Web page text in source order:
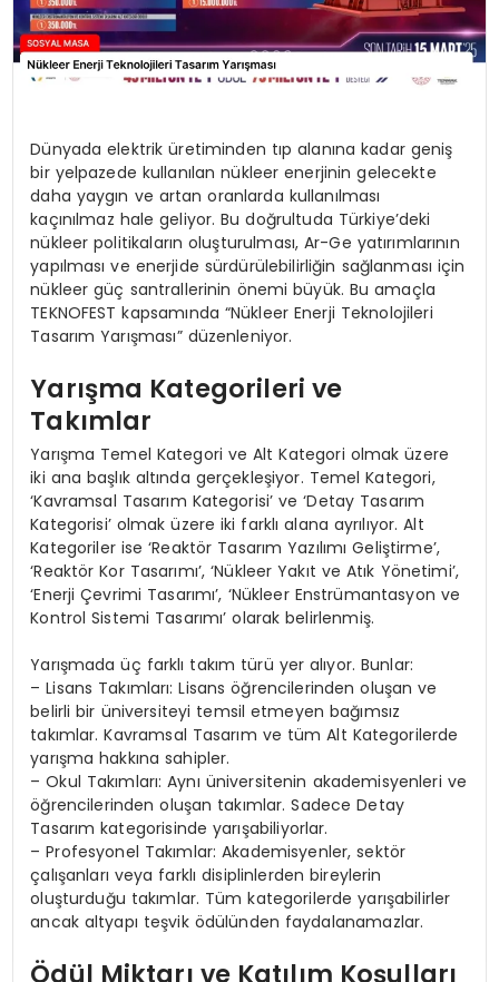
Dünyada elektrik üretiminden tıp alanına kadar geniş
bir yelpazede kullanılan nükleer enerjinin gelecekte
daha yaygın ve artan oranlarda kullanılması
kaçınılmaz hale geliyor. Bu doğrultuda Türkiye’deki
nükleer politikaların oluşturulması, Ar-Ge yatırımlarının
yapılması ve enerjide sürdürülebilirliğin sağlanması için
nükleer güç santrallerinin önemi büyük. Bu amaçla
TEKNOFEST kapsamında “Nükleer Enerji Teknolojileri
Tasarım Yarışması” düzenleniyor.
Yarışma Kategorileri ve
Takımlar
Yarışma Temel Kategori ve Alt Kategori olmak üzere
iki ana başlık altında gerçekleşiyor. Temel Kategori,
‘Kavramsal Tasarım Kategorisi’ ve ‘Detay Tasarım
Kategorisi’ olmak üzere iki farklı alana ayrılıyor. Alt
Kategoriler ise ‘Reaktör Tasarım Yazılımı Geliştirme’,
‘Reaktör Kor Tasarımı’, ‘Nükleer Yakıt ve Atık Yönetimi’,
‘Enerji Çevrimi Tasarımı’, ‘Nükleer Enstrümantasyon ve
Kontrol Sistemi Tasarımı’ olarak belirlenmiş.
Yarışmada üç farklı takım türü yer alıyor. Bunlar:
– Lisans Takımları: Lisans öğrencilerinden oluşan ve
belirli bir üniversiteyi temsil etmeyen bağımsız
takımlar. Kavramsal Tasarım ve tüm Alt Kategorilerde
yarışma hakkına sahipler.
– Okul Takımları: Aynı üniversitenin akademisyenleri ve
öğrencilerinden oluşan takımlar. Sadece Detay
Tasarım kategorisinde yarışabiliyorlar.
– Profesyonel Takımlar: Akademisyenler, sektör
çalışanları veya farklı disiplinlerden bireylerin
oluşturduğu takımlar. Tüm kategorilerde yarışabilirler
ancak altyapı teşvik ödülünden faydalanamazlar.
Ödül Miktarı ve Katılım Koşulları